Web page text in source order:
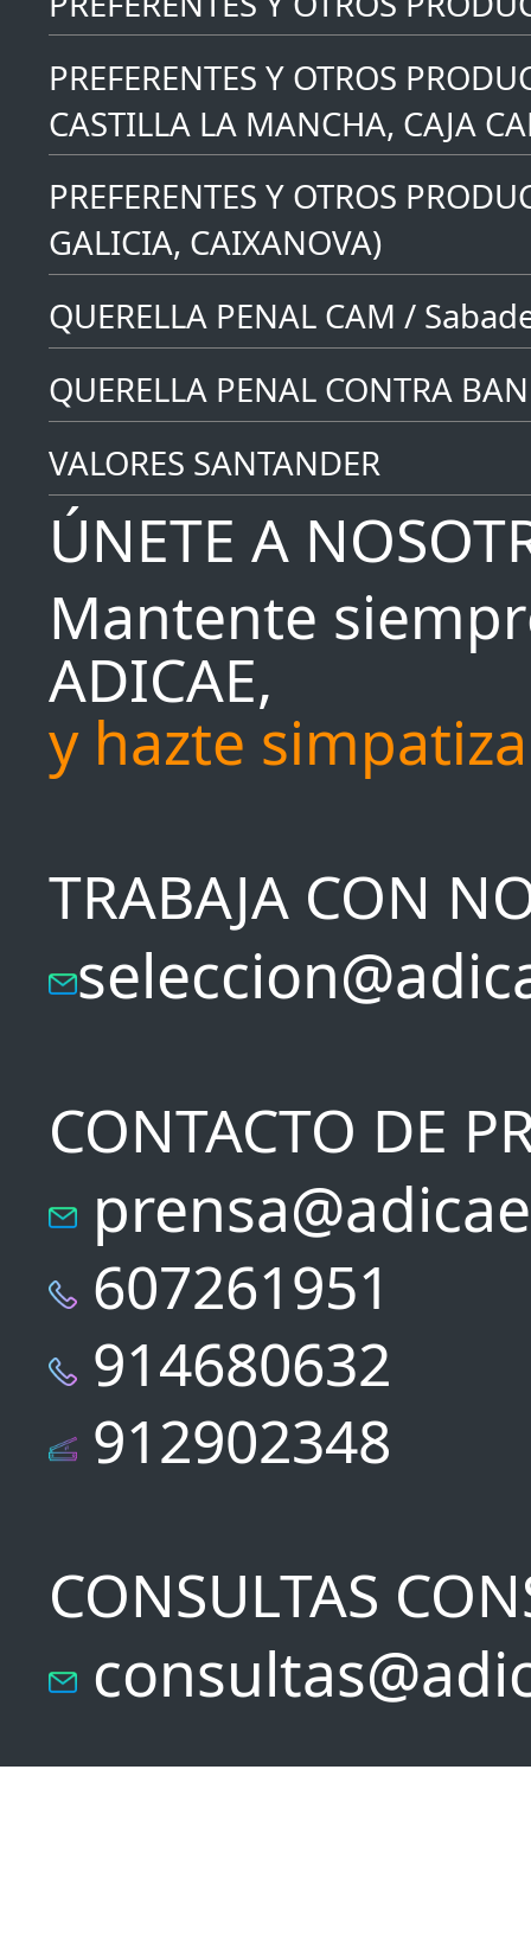
PREFERENTES Y OTROS
CASTILLA LA MANCHA, CAJA
PREFERENTES Y OTROS
GALICIA, CAIXANOVA)
QUERELLA PENAL CAM /
QUERELLA PENAL CONTRA
VALORES SANTANDER
ÚNETE A
Mantente
ADICAE,
y hazte
TRABAJA CON
CONTACTO DE
607261951
914680632
912902348
CONSULTAS